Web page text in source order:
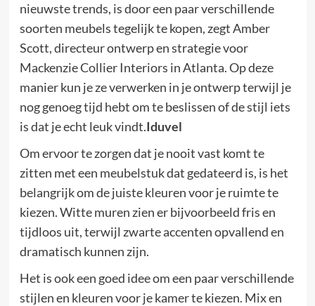
nieuwste trends, is door een paar verschillende
soorten meubels tegelijk te kopen, zegt Amber
Scott, directeur ontwerp en strategie voor
Mackenzie Collier Interiors in Atlanta. Op deze
manier kun je ze verwerken in je ontwerp terwijl je
nog genoeg tijd hebt om te beslissen of de stijl iets
is dat je echt leuk vindt.Iduvel
Om ervoor te zorgen dat je nooit vast komt te
zitten met een meubelstuk dat gedateerd is, is het
belangrijk om de juiste kleuren voor je ruimte te
kiezen. Witte muren zien er bijvoorbeeld fris en
tijdloos uit, terwijl zwarte accenten opvallend en
dramatisch kunnen zijn.
Het is ook een goed idee om een paar verschillende
stijlen en kleuren voor je kamer te kiezen. Mix en